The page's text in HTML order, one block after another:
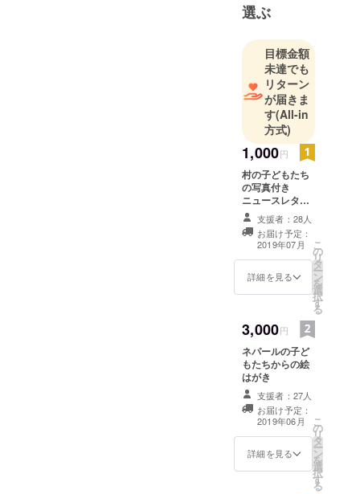
選ぶ
目標金額
未達でも
リターン
が届きま
す(All-in
方式)
1,000円
村の子どもたち
の写真付き
ニュースレター
配信（メール）
支援者：28人
お届け予定：
2019年07月
詳細を見る
こ
の
リ
タ
ー
ン
を
選
択
す
る
3,000円
ネパールの子ど
もたちからの絵
はがき
支援者：27人
お届け予定：
2019年06月
詳細を見る
こ
の
リ
タ
ー
ン
を
選
択
す
る